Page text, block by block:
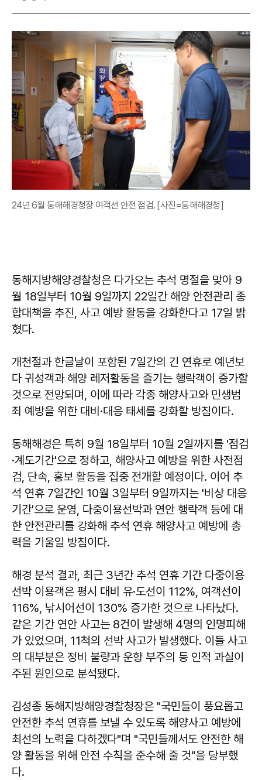
24년 6월 동해해경청장 여객선 안전 점검. [사진=동해해경청]
동해지방해양경찰청은 다가오는 추석 명절을 맞아 9
월 18일부터 10월 9일까지 22일간 해양 안전관리 종
합대책을 추진, 사고 예방 활동을 강화한다고 17일 밝
혔다.
개천절과 한글날이 포함된 7일간의 긴 연휴로 예년보
다 귀성객과 해양 레저활동을 즐기는 행락객이 증가할
것으로 전망되며, 이에 따라 각종 해양사고와 민생범
죄 예방을 위한 대비·대응 태세를 강화할 방침이다.
동해해경은 특히 9월 18일부터 10월 2일까지를 '점검
·계도기간'으로 정하고, 해양사고 예방을 위한 사전점
검, 단속, 홍보 활동을 집중 전개할 예정이다. 이어 추
석 연휴 7일간인 10월 3일부터 9일까지는 '비상 대응
기간'으로 운영, 다중이용선박과 연안 행락객 등에 대
한 안전관리를 강화해 추석 연휴 해양사고 예방에 총
력을 기울일 방침이다.
해경 분석 결과, 최근 3년간 추석 연휴 기간 다중이용
선박 이용객은 평시 대비 유·도선이 112%, 여객선이
116%, 낚시어선이 130% 증가한 것으로 나타났다.
같은 기간 연안 사고는 8건이 발생해 4명의 인명피해
가 있었으며, 11척의 선박 사고가 발생했다. 이들 사고
의 대부분은 정비 불량과 운항 부주의 등 인적 과실이
주된 원인으로 분석됐다.
김성종 동해지방해양경찰청장은 "국민들이 풍요롭고
안전한 추석 연휴를 보낼 수 있도록 해양사고 예방에
최선의 노력을 다하겠다"며 "국민들께서도 안전한 해
양 활동을 위해 안전 수칙을 준수해 줄 것"을 당부했
다.